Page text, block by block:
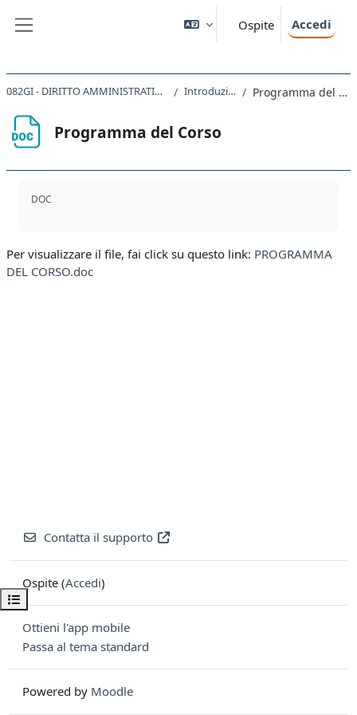
Ospite Accedi
Apri indice del corso
082GI - DIRITTO AMMINISTRATIVO 2021 Introduzione Programma del Corso
Programma del Corso
DOC
Per visualizzare il file, fai click su questo link: PROGRAMMA
DEL CORSO.doc
Contatta il supporto
Ospite (Accedi)
Ottieni l'app mobile
Passa al tema standard
Powered by Moodle